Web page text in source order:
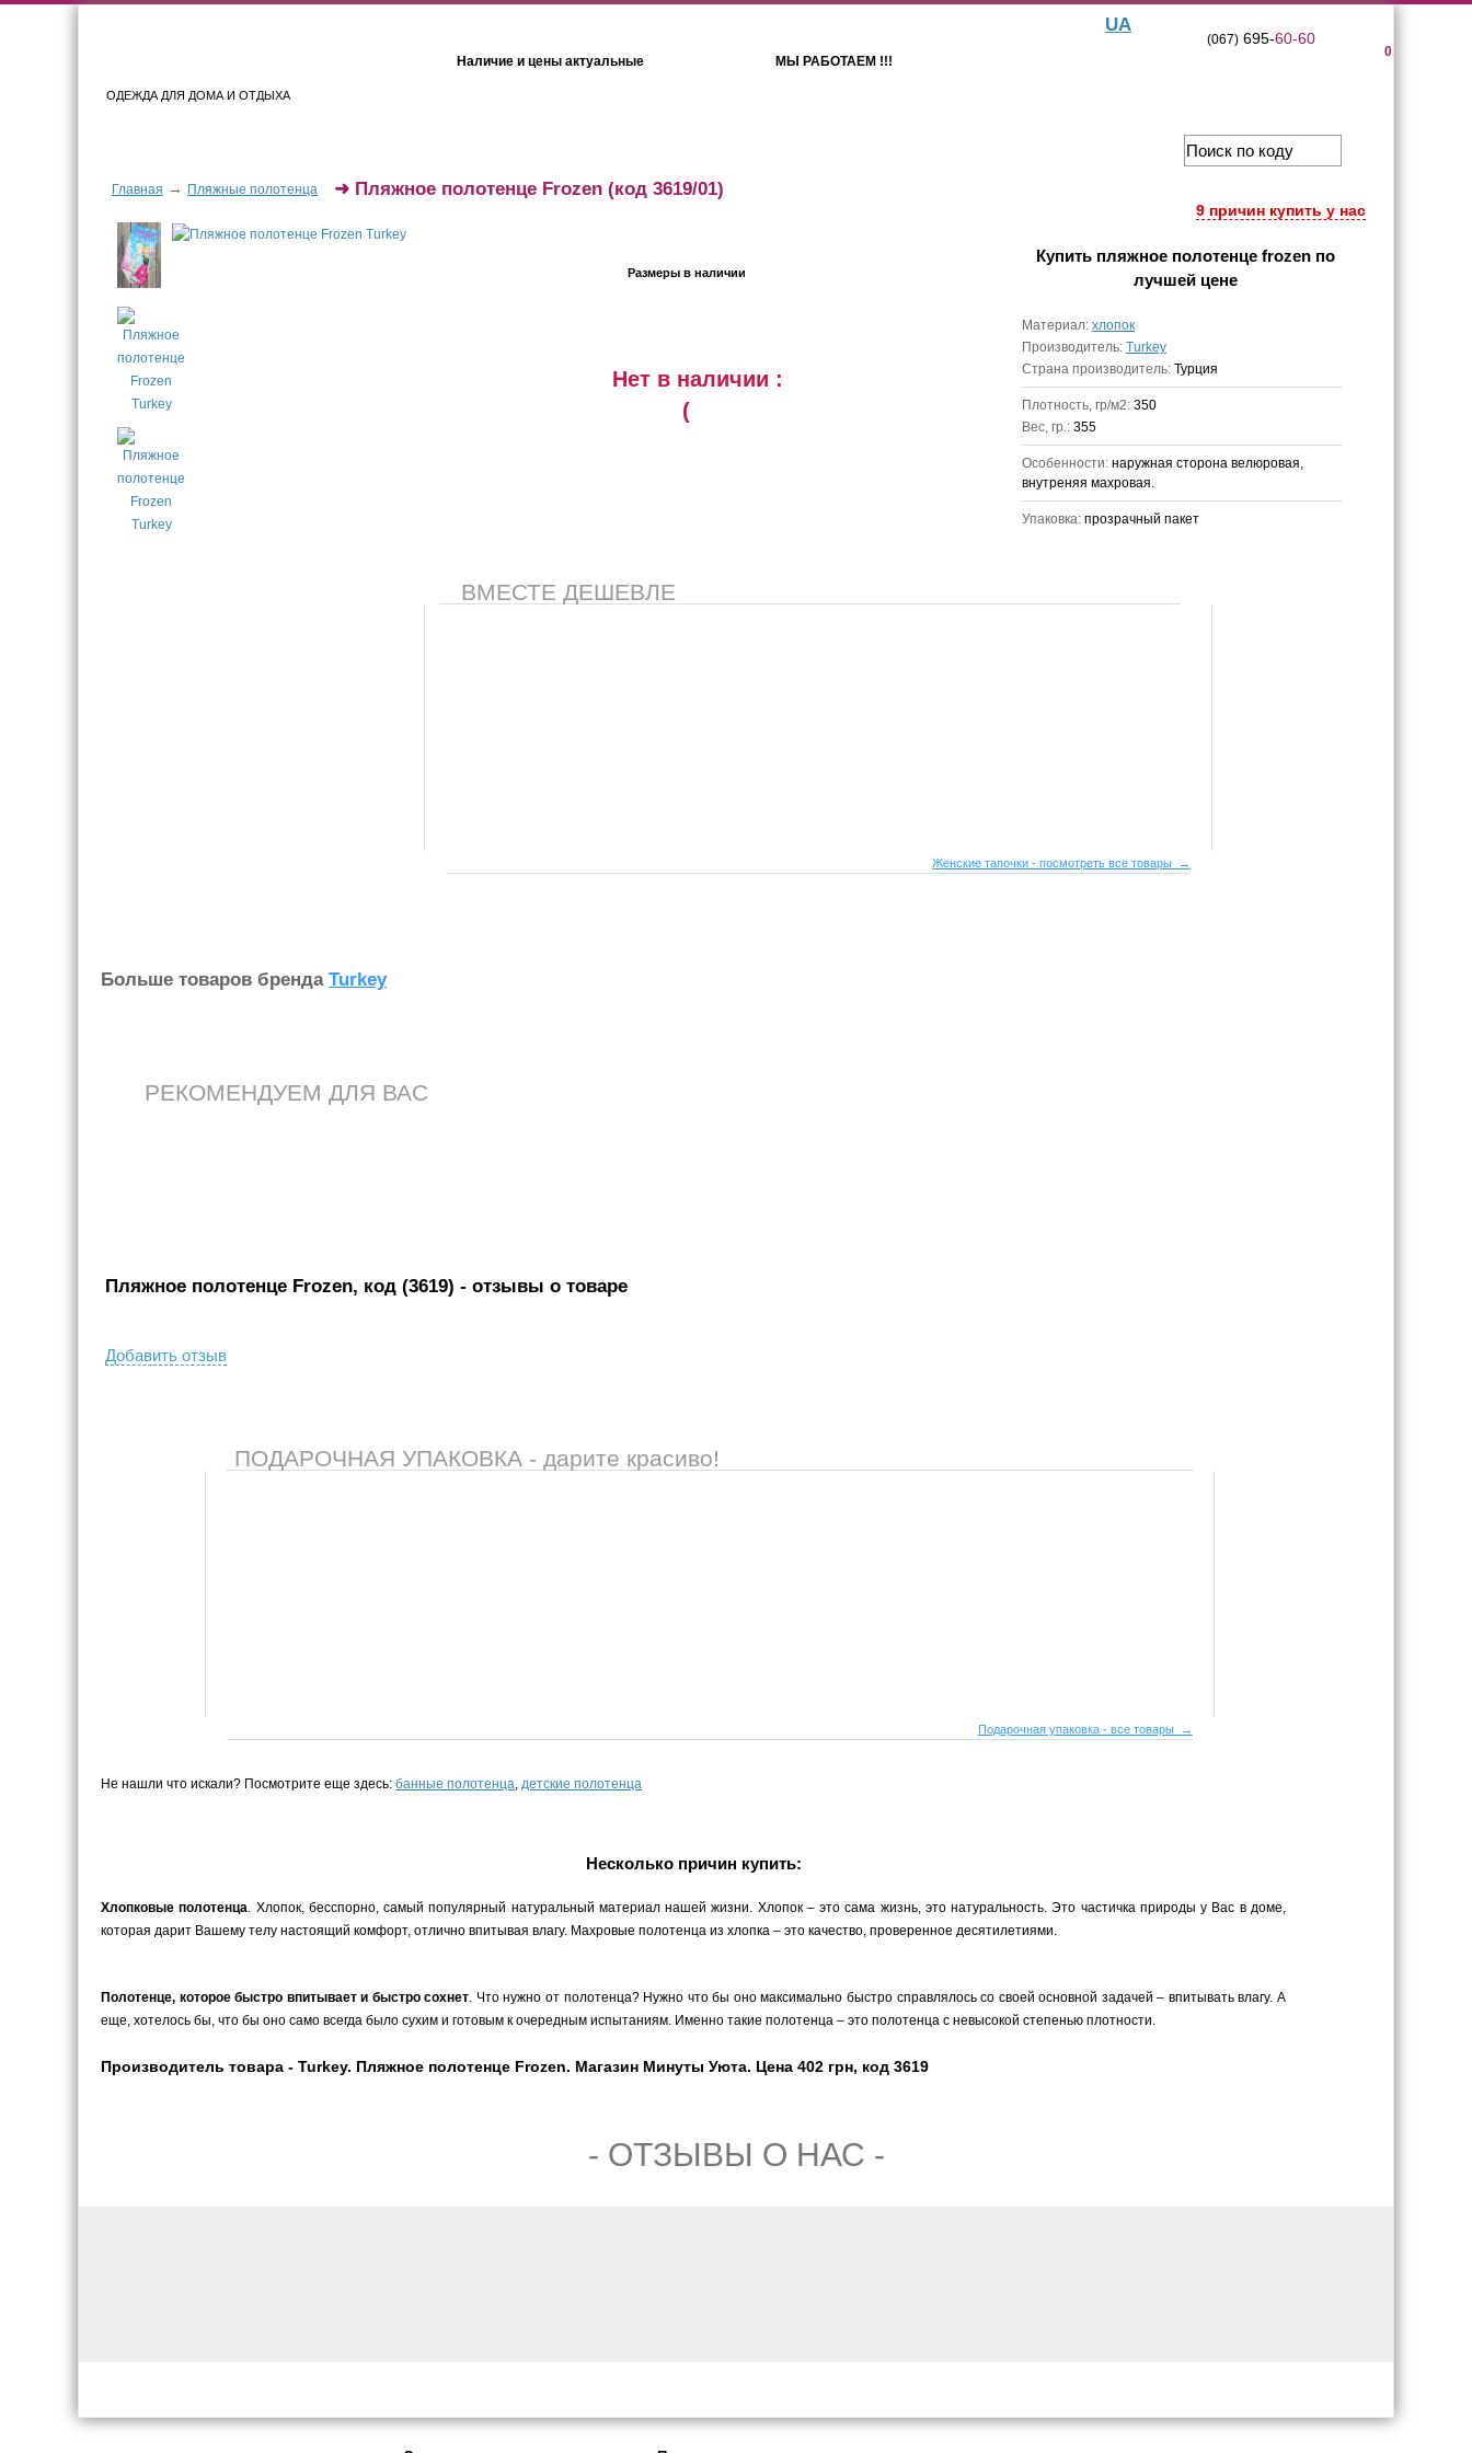
ОДЕЖДА ДЛЯ ДОМА И ОТДЫХА
Наличие и цены актуальные МЫ РАБОТАЕМ !!!
UA
0
(067)695-60-60
Главная → Пляжные полотенца
9 причин купить у нас
➜ Пляжное полотенце Frozen (код 3619/01)
Размеры в наличии
Нет в наличии :
(
Купить пляжное полотенце frozenпо
лучшей цене
Материал: хлопок
Производитель: Turkey
Страна производитель: Турция
Плотность, гр/м2: 350
Вес, гр.: 355
Особенности: наружная сторона велюровая,
внутреняя махровая.
Упаковка: прозрачный пакет
ВМЕСТЕ ДЕШЕВЛЕ
Женские тапочки - посмотреть все товары →
Больше товаров бренда Turkey
РЕКОМЕНДУЕМ ДЛЯ ВАС
Пляжное полотенце Frozen, код (3619) - отзывы о товаре
Добавить отзыв
ПОДАРОЧНАЯ УПАКОВКА - дарите красиво!
Подарочная упаковка - все товары →
Не нашли что искали? Посмотрите еще здесь: банные полотенца, детские полотенца
Несколько причин купить:
Хлопковые полотенца. Хлопок, бесспорно, самый популярный натуральный материал нашей жизни. Хлопок – это сама жизнь, это натуральность. Это частичка природы у Вас в доме,
которая дарит Вашему телу настоящий комфорт, отлично впитывая влагу. Махровые полотенца из хлопка – это качество, проверенное десятилетиями.
Полотенце, которое быстро впитывает и быстро сохнет. Что нужно от полотенца? Нужно что бы оно максимально быстро справлялось со своей основной задачей – впитывать влагу. А
еще, хотелось бы, что бы оно само всегда было сухим и готовым к очередным испытаниям. Именно такие полотенца – это полотенца с невысокой степенью плотности.
Производитель товара - Turkey. Пляжное полотенце Frozen. Магазин Минуты Уюта. Цена 402 грн, код 3619
- ОТЗЫВЫ О НАС -